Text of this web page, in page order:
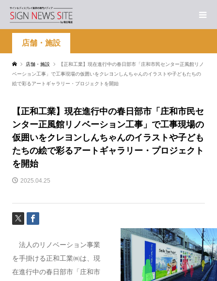
店舗・施設
店舗・施設
【正和工業】現在進行中の春日部市「庄和市民センター正風館リノ
ベーション工事」で工事現場の仮囲いをクレヨンしんちゃんのイラストや子どもたちの
絵で彩るアートギャラリー・プロジェクトを開始
【正和工業】現在進行中の春日部市「庄和市民セ
ンター正風館リノベーション工事」で工事現場の
仮囲いをクレヨンしんちゃんのイラストや子ども
たちの絵で彩るアートギャラリー・プロジェクト
を開始
2025.04.25
法人のリノベーション事業
を手掛ける正和工業㈱は、現
在進行中の春日部市「庄和市